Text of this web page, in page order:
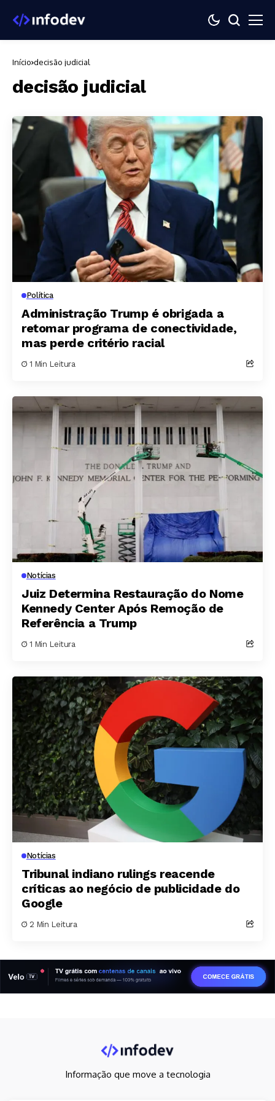
Início decisão judicial
decisão judicial
Política
Administração Trump é obrigada a
retomar programa de conectividade,
mas perde critério racial
1 Min Leitura
Notícias
Juiz Determina Restauração do Nome
Kennedy Center Após Remoção de
Referência a Trump
1 Min Leitura
Notícias
Tribunal indiano rulings reacende
críticas ao negócio de publicidade do
Google
2 Min Leitura
Informação que move a tecnologia